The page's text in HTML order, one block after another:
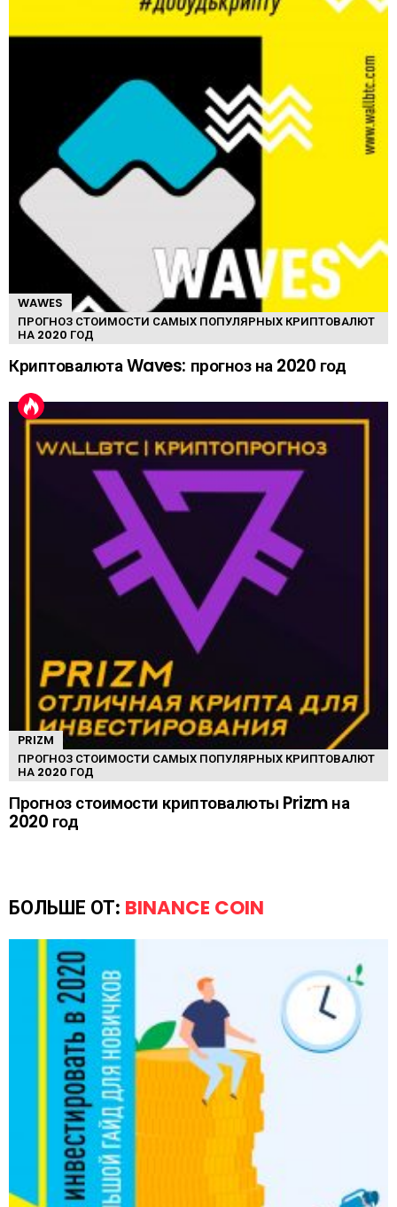
WAWES
ПРОГНОЗ СТОИМОСТИ САМЫХ ПОПУЛЯРНЫХ КРИПТОВАЛЮТ
НА 2020 ГОД
Криптовалюта Waves: прогноз на 2020 год
PRIZM
ПРОГНОЗ СТОИМОСТИ САМЫХ ПОПУЛЯРНЫХ КРИПТОВАЛЮТ
НА 2020 ГОД
Прогноз стоимости криптовалюты Prizm на
2020 год
БОЛЬШЕ ОТ: BINANCE COIN